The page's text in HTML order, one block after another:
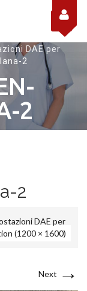
DAE per
2
2
2
DAE per
(1200 × 1600)
Next →